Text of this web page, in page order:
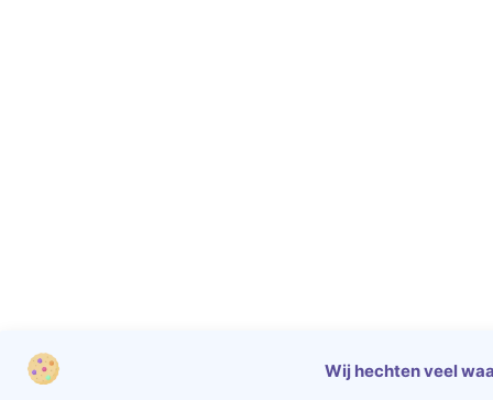
Wij hechten veel